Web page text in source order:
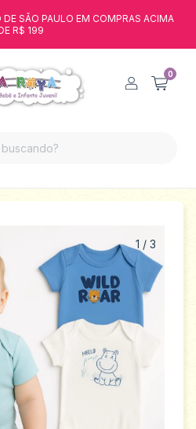
DE SÃO PAULO EM COMPRAS ACIMA
R$ 199
0
1 / 3